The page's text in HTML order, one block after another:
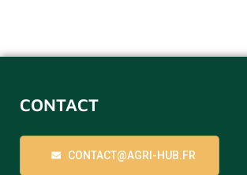
CONTACT
CONTACT@AGRI-HUB.FR